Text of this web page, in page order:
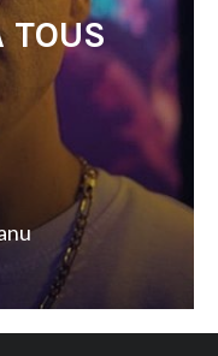
TOUS